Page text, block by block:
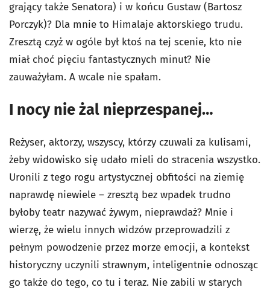
grający także Senatora) i w końcu Gustaw (Bartosz
Porczyk)? Dla mnie to Himalaje aktorskiego trudu.
Zresztą czyż w ogóle był ktoś na tej scenie, kto nie
miał choć pięciu fantastycznych minut? Nie
zauważyłam. A wcale nie spałam.
I nocy nie żal nieprzespanej…
Reżyser, aktorzy, wszyscy, którzy czuwali za kulisami,
żeby widowisko się udało mieli do stracenia wszystko.
Uronili z tego rogu artystycznej obfitości na ziemię
naprawdę niewiele – zresztą bez wpadek trudno
byłoby teatr nazywać żywym, nieprawdaż? Mnie i
wierzę, że wielu innych widzów przeprowadzili z
pełnym powodzenie przez morze emocji, a kontekst
historyczny uczynili strawnym, inteligentnie odnosząc
go także do tego, co tu i teraz. Nie zabili w starych